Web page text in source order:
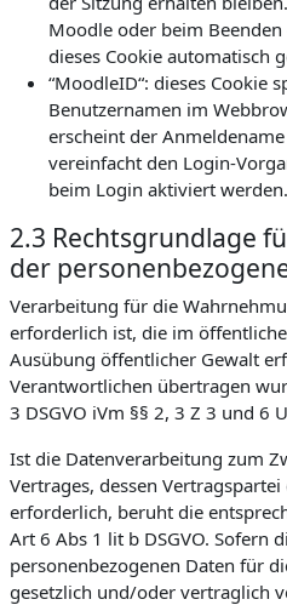
Moodle oder beim
dieses Cookie automatisch
“MoodleID“: dieses Cookie
Benutzernamen im
erscheint der
vereinfacht den Login-
beim Login aktiviert werden.
2.3 Rechtsgrundlage
der
Verarbeitung für die
erforderlich ist, die im
Ausübung öffentlicher Gewalt
Verantwortlichen übertragen
3 DSGVO iVm §§ 2, 3 Z 3 und 6
Ist die Datenverarbeitung zum
Vertrages, dessen
erforderlich, beruht die
Art 6 Abs 1 lit b DSGVO. Sofern
personenbezogenen Daten für
gesetzlich und/oder vertraglich